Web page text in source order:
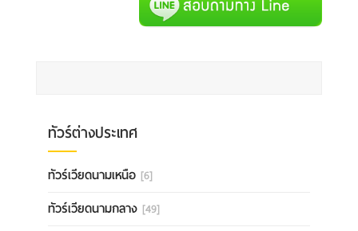
ทัวร์ต่างประเทศ
ทัวร์เวียดนามเหนือ [6]
ทัวร์เวียดนามกลาง [49]